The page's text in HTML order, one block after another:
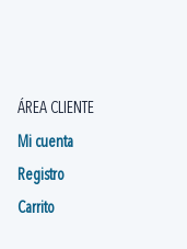
ÁREA CLIENTE
Mi cuenta
Registro
Carrito